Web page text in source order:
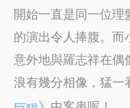
開始一直是同一位
的演出令人捧腹。
意外地與羅志祥在偶
浪有幾分相像，猛一